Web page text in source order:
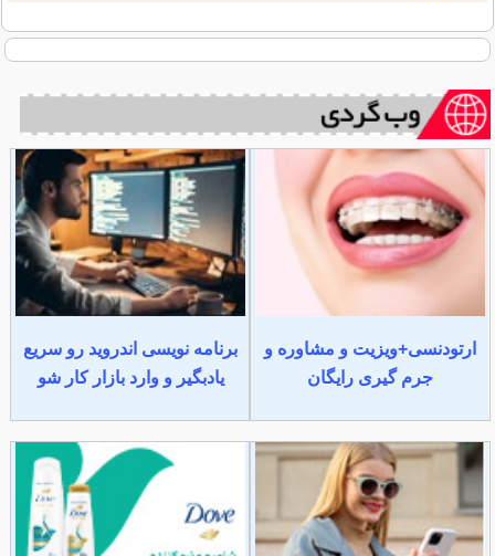
ارتودنسی+ویزیت و مشاوره و
جرم گیری رایگان
برنامه نویسی اندروید رو سریع
یادبگیر و وارد بازار کار شو